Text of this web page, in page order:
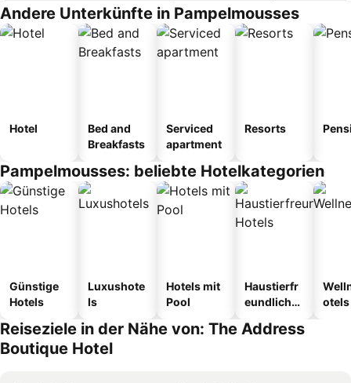
Andere Unterkünfte in Pampelmousses
Hotel
Bed and
Breakfasts
Serviced
apartment
Resorts
Pampelmousses: beliebte Hotelkategorien
Günstige
Hotels
Luxushote
ls
Hotels mit
Pool
Haustierfr
eundliche
otels
Reiseziele in der Nähe von: The Address
Boutique Hotel